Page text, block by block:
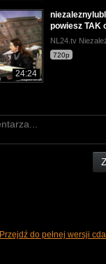
24:24
powiesz TAK
NL24.tv
720p
Przejdź do pełnej wersji